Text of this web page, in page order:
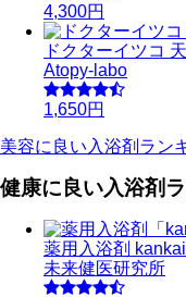
4,300円
ドクターイツコ
Atopy-labo
1,650円
美容に良い入浴剤ラン
健康に良い入浴剤
薬用入浴剤
未来健医研究所